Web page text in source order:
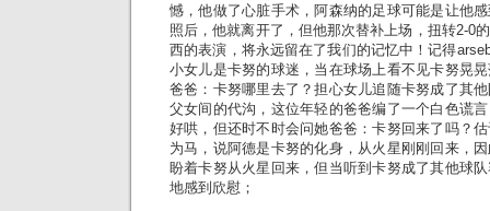
憾，他做了心脏手术，阿森纳的足球可能是让他
照后，他就离开了，但他那次替补上场，扭转2-0
西的表演，将永远留在了我们的记忆中！记得
小女儿是卡努的球迷，当在球场上看不见卡努晃
爸爸：卡努哪里去了？担心女儿追随卡努成了其
父女间的代沟，这位年轻的爸爸编了一个白色谎
好哄，但还时不时会问她爸爸：卡努回来了吗？
为马，说阿德是卡努的化身，从火星刚刚回来，
盼着卡努从火星回来，但当听到卡努成了其他球
地感到欣慰；